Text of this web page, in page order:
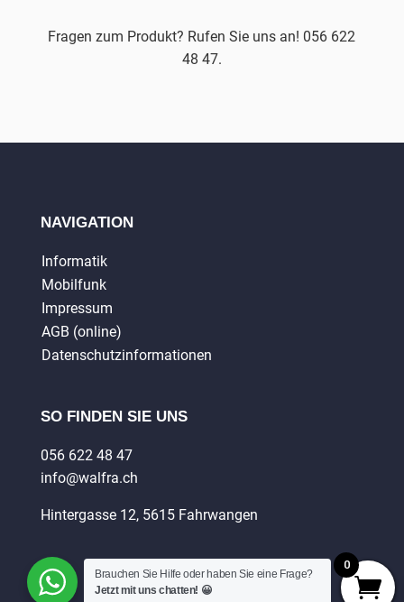
Fragen zum Produkt? Rufen Sie uns an! 056 622
48 47.
NAVIGATION
Informatik
Mobilfunk
Impressum
AGB (online)
Datenschutzinformationen
SO FINDEN SIE UNS
056 622 48 47
info@walfra.ch
Hintergasse 12, 5615 Fahrwangen
Brauchen Sie Hilfe oder haben Sie eine Frage?
Jetzt mit uns chatten! 😀
0